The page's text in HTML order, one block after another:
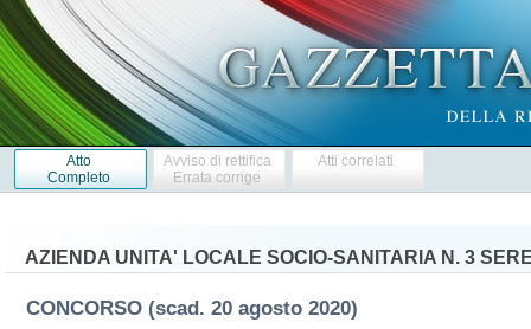
Atto
Completo
Avviso di rettifica
Errata corrige
Atti correlati
AZIENDA UNITA' LOCALE SOCIO-SANITARIA N. 3
CONCORSO (scad. 20 agosto 2020)